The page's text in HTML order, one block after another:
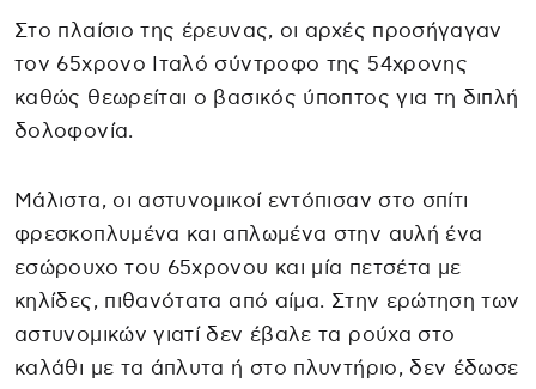
Στο πλαίσιο της έρευνας, οι αρχές προσήγαγαν
τον 65χρονο Ιταλό σύντροφο της 54χρονης
καθώς θεωρείται ο βασικός ύποπτος για τη διπλή
δολοφονία.
Μάλιστα, οι αστυνομικοί εντόπισαν στο σπίτι
φρεσκοπλυμένα και απλωμένα στην αυλή ένα
εσώρουχο του 65χρονου και μία πετσέτα με
κηλίδες, πιθανότατα από αίμα. Στην ερώτηση των
αστυνομικών γιατί δεν έβαλε τα ρούχα στο
καλάθι με τα άπλυτα ή στο πλυντήριο, δεν έδωσε